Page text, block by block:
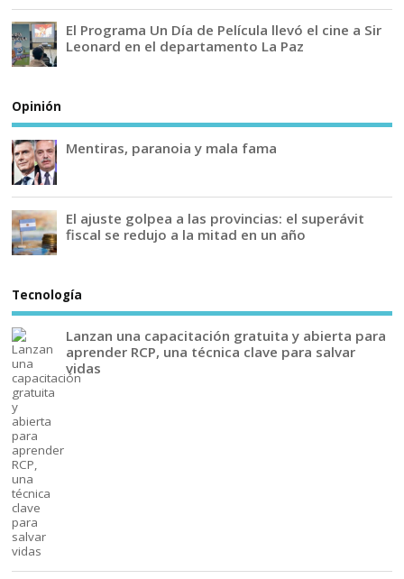
El Programa Un Día de Película llevó el cine a Sir
Leonard en el departamento La Paz
Opinión
Mentiras, paranoia y mala fama
El ajuste golpea a las provincias: el superávit
fiscal se redujo a la mitad en un año
Tecnología
Lanzan una capacitación gratuita y abierta para
aprender RCP, una técnica clave para salvar
vidas